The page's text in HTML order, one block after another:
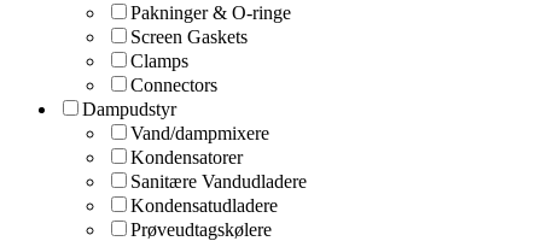
Pakninger & O-ringe
Screen Gaskets
Clamps
Connectors
Dampudstyr
Vand/dampmixere
Kondensatorer
Sanitære Vandudladere
Kondensatudladere
Prøveudtagskølere